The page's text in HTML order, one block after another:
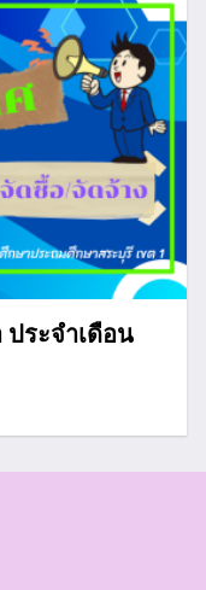
ระจำเดือน